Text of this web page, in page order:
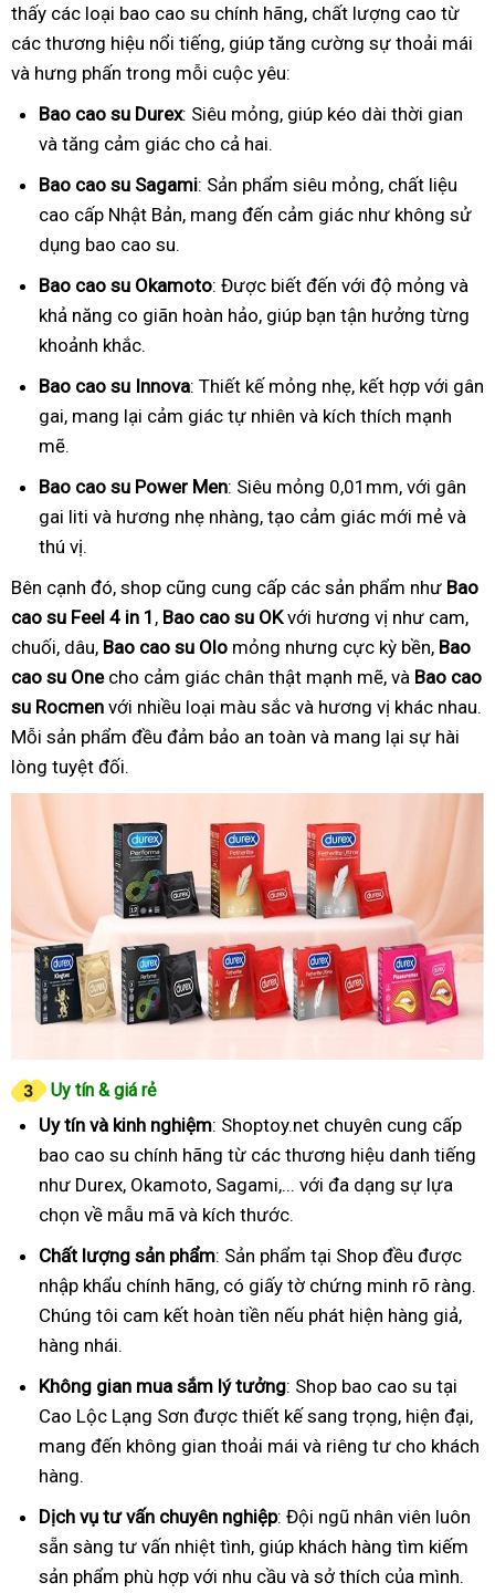
thấy các loại bao cao su chính hãng, chất lượng cao từ
các thương hiệu nổi tiếng, giúp tăng cường sự thoải mái
và hưng phấn trong mỗi cuộc yêu:
Bao cao su Durex: Siêu mỏng, giúp kéo dài thời gian
và tăng cảm giác cho cả hai.
Bao cao su Sagami: Sản phẩm siêu mỏng, chất liệu
cao cấp Nhật Bản, mang đến cảm giác như không sử
dụng bao cao su.
Bao cao su Okamoto: Được biết đến với độ mỏng và
khả năng co giãn hoàn hảo, giúp bạn tận hưởng từng
khoảnh khắc.
Bao cao su Innova: Thiết kế mỏng nhẹ, kết hợp với gân
gai, mang lại cảm giác tự nhiên và kích thích mạnh
mẽ.
Bao cao su Power Men: Siêu mỏng 0,01mm, với gân
gai liti và hương nhẹ nhàng, tạo cảm giác mới mẻ và
thú vị.
Bên cạnh đó, shop cũng cung cấp các sản phẩm như Bao
cao su Feel 4 in 1 , Bao cao su OKvới hương vị như cam,
chuối, dâu, Bao cao su Olo mỏng nhưng cực kỳ bền, Bao
cao su Onecho cảm giác chân thật mạnh mẽ, và Bao cao
su Rocmen với nhiều loại màu sắc và hương vị khác nhau.
Mỗi sản phẩm đều đảm bảo an toàn và mang lại sự hài
lòng tuyệt đối.
Uy tín & giá rẻ
Uy tín và kinh nghiệm: Shoptoy.net chuyên cung cấp
bao cao su chính hãng từ các thương hiệu danh tiếng
như Durex, Okamoto, Sagami,... với đa dạng sự lựa
chọn về mẫu mã và kích thước.
Chất lượng sản phẩm: Sản phẩm tại Shop đều được
nhập khẩu chính hãng, có giấy tờ chứng minh rõ ràng.
Chúng tôi cam kết hoàn tiền nếu phát hiện hàng giả,
hàng nhái.
Không gian mua sắm lý tưởng: Shop bao cao su tại
Cao Lộc Lạng Sơn được thiết kế sang trọng, hiện đại,
mang đến không gian thoải mái và riêng tư cho khách
hàng.
Dịch vụ tư vấn chuyên nghiệp: Đội ngũ nhân viên luôn
sẵn sàng tư vấn nhiệt tình, giúp khách hàng tìm kiếm
sản phẩm phù hợp với nhu cầu và sở thích của mình.